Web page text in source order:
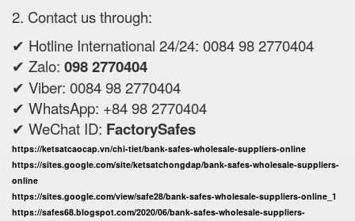
2. Contact us through:
✔ Hotline International 24/24: 0084 98 2770404
✔ Zalo: 098 2770404
✔ Viber: 0084 98 2770404
✔ WhatsApp: +84 98 2770404
✔ WeChat ID: FactorySafes
https://ketsatcaocap.vn/chi-tiet/bank-safes-wholesale-suppliers-online
https://sites.google.com/site/ketsatchongdap/bank-safes-wholesale-suppliers-
online
https://sites.google.com/view/safe28/bank-safes-wholesale-suppliers-online_1
https://safes68.blogspot.com/2020/06/bank-safes-wholesale-suppliers-